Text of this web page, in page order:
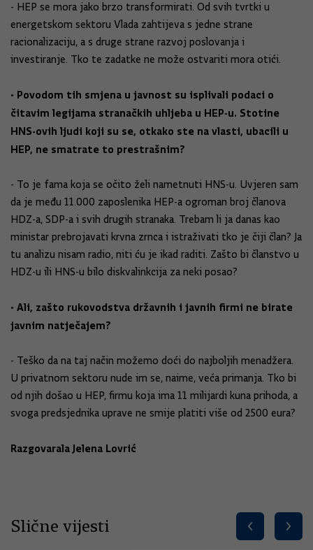
- HEP se mora jako brzo transformirati. Od svih tvrtki u
energetskom sektoru Vlada zahtijeva s jedne strane
racionalizaciju, a s druge strane razvoj poslovanja i
investiranje. Tko te zadatke ne može ostvariti mora otići.
• Povodom tih smjena u javnost su isplivali podaci o
čitavim legijama stranačkih uhljeba u HEP-u. Stotine
HNS-ovih ljudi koji su se, otkako ste na vlasti, ubacili u
HEP, ne smatrate to prestrašnim?
- To je fama koja se očito želi nametnuti HNS-u. Uvjeren sam
da je među 11.000 zaposlenika HEP-a ogroman broj članova
HDZ-a, SDP-a i svih drugih stranaka. Trebam li ja danas kao
ministar prebrojavati krvna zrnca i istraživati tko je čiji član? Ja
tu analizu nisam radio, niti ću je ikad raditi. Zašto bi članstvo u
HDZ-u ili HNS-u bilo diskvalinkcija za neki posao?
• Ali, zašto rukovodstva državnih i javnih firmi ne birate
javnim natječajem?
- Teško da na taj način možemo doći do najboljih menadžera.
U privatnom sektoru nude im se, naime, veća primanja. Tko bi
od njih došao u HEP, firmu koja ima 11 milijardi kuna prihoda, a
svoga predsjednika uprave ne smije platiti više od 2500 eura?
Razgovarala Jelena Lovrić
Slične vijesti